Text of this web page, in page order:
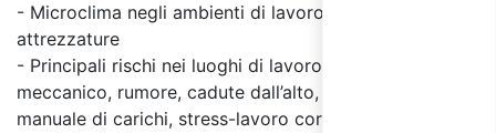
- Microclima negli ambienti di lavoro e sicurezza delle
attrezzature
- Principali rischi nei luoghi di lavoro: rischio
meccanico, rumore, cadute dall’alto,
manuale di carichi, stress-lavoro correlato